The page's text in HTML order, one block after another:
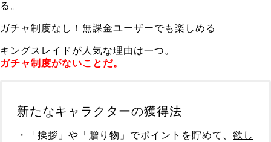
る。
ガチャ制度なし！無課金ユーザーでも楽しめる
キングスレイドが人気な理由は一つ。
ガチャ制度がないことだ。
新たなキャラクターの獲得法
・「挨拶」や「贈り物」でポイントを貯めて、 欲し